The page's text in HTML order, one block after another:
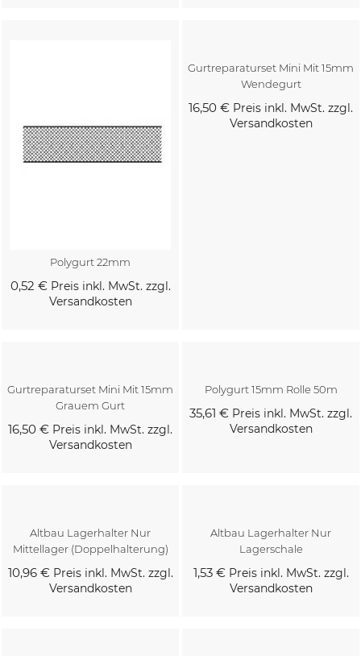
Polygurt 22mm
0,52 €Preis inkl. MwSt. zzgl.
Versandkosten
Gurtreparaturset Mini Mit 15mm
Wendegurt
16,50 € Preis inkl. MwSt. zzgl.
Versandkosten
Gurtreparaturset Mini Mit 15mm
Grauem Gurt
16,50 € Preis inkl. MwSt. zzgl.
Versandkosten
Polygurt 15mm Rolle 50m
35,61 € Preis inkl. MwSt. zzgl.
Versandkosten
Altbau Lagerhalter Nur
Mittellager (Doppelhalterung)
10,96 €Preis inkl. MwSt. zzgl.
Versandkosten
Altbau Lagerhalter Nur
Lagerschale
1,53 €Preis inkl. MwSt. zzgl.
Versandkosten